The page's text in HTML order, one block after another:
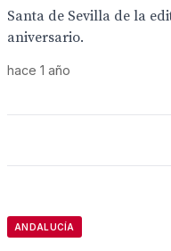
Santa de Sevilla de la
aniversario.
hace 1 año
ANDALUCÍA